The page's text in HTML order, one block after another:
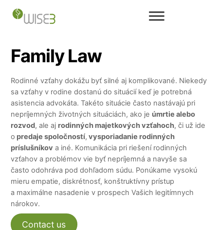
Family Law
Rodinné vzťahy dokážu byť silné aj komplikované. Niekedy
sa vzťahy v rodine dostanú do situácií keď je potrebná
asistencia advokáta. Takéto situácie často nastávajú pri
nepríjemných životných situáciách, ako je úmrtie alebo
rozvod, ale aj rodinných majetkových vzťahoch, či už ide
o predaje spoločností, vysporiadanie rodinných
príslušníkov a iné. Komunikácia pri riešení rodinných
vzťahov a problémov vie byť nepríjemná a navyše sa
často odohráva pod dohľadom súdu. Ponúkame vysokú
mieru empatie, diskrétnosť, konštruktívny prístup
a maximálne nasadenie v prospech Vašich legitímnych
nárokov.
Contact us